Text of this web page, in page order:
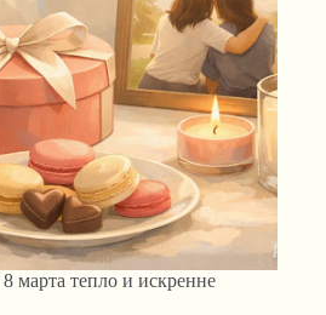
марта тепло и искренне